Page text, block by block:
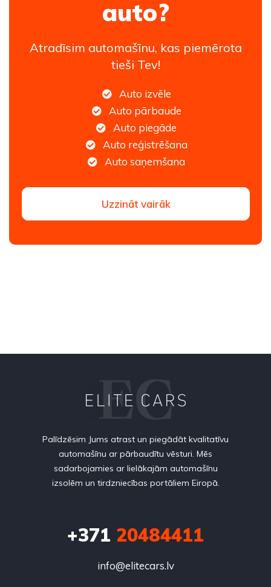
auto?
Atradīsim automašīnu, kas piemērota
tieši Tev!
Auto izvēle
Auto pārbaude
Auto piegāde
Auto reģistrēšana
Auto saņemšana
Uzzināt vairāk
Palīdzēsim Jums atrast un piegādāt kvalitatīvu
automašīnu ar pārbaudītu vēsturi. Mēs
sadarbojamies ar lielākajām automašīnu
izsolēm un tirdzniecības portāliem Eiropā.
+371 20484411
info@elitecars.lv